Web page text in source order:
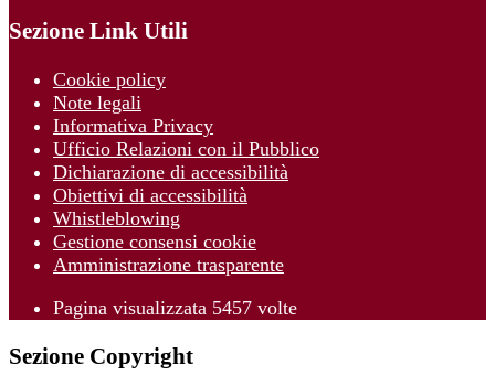
Sezione Link Utili
Cookie policy
Note legali
Informativa Privacy
Ufficio Relazioni con il Pubblico
Dichiarazione di accessibilità
Obiettivi di accessibilità
Whistleblowing
Gestione consensi cookie
Amministrazione trasparente
Pagina visualizzata 5457 volte
Sezione Copyright